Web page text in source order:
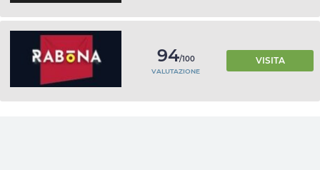
94/100
VALUTAZIONE
VISITA